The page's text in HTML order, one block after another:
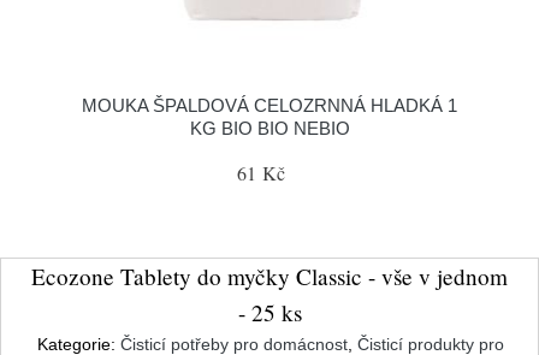
MOUKA ŠPALDOVÁ CELOZRNNÁ HLADKÁ 1
KG BIO BIO NEBIO
61 Kč
Ecozone Tablety do myčky Classic - vše v jednom
- 25 ks
Kategorie: Čisticí potřeby pro domácnost Čisticí produkty pro